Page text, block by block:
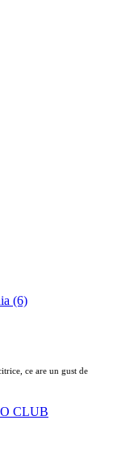
(6)
ce are un gust de
CLUB